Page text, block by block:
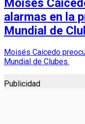
Moisés
alarmas en la
Mundial de
Moisés Caicedo
Mundial de Clubes.
Publicidad